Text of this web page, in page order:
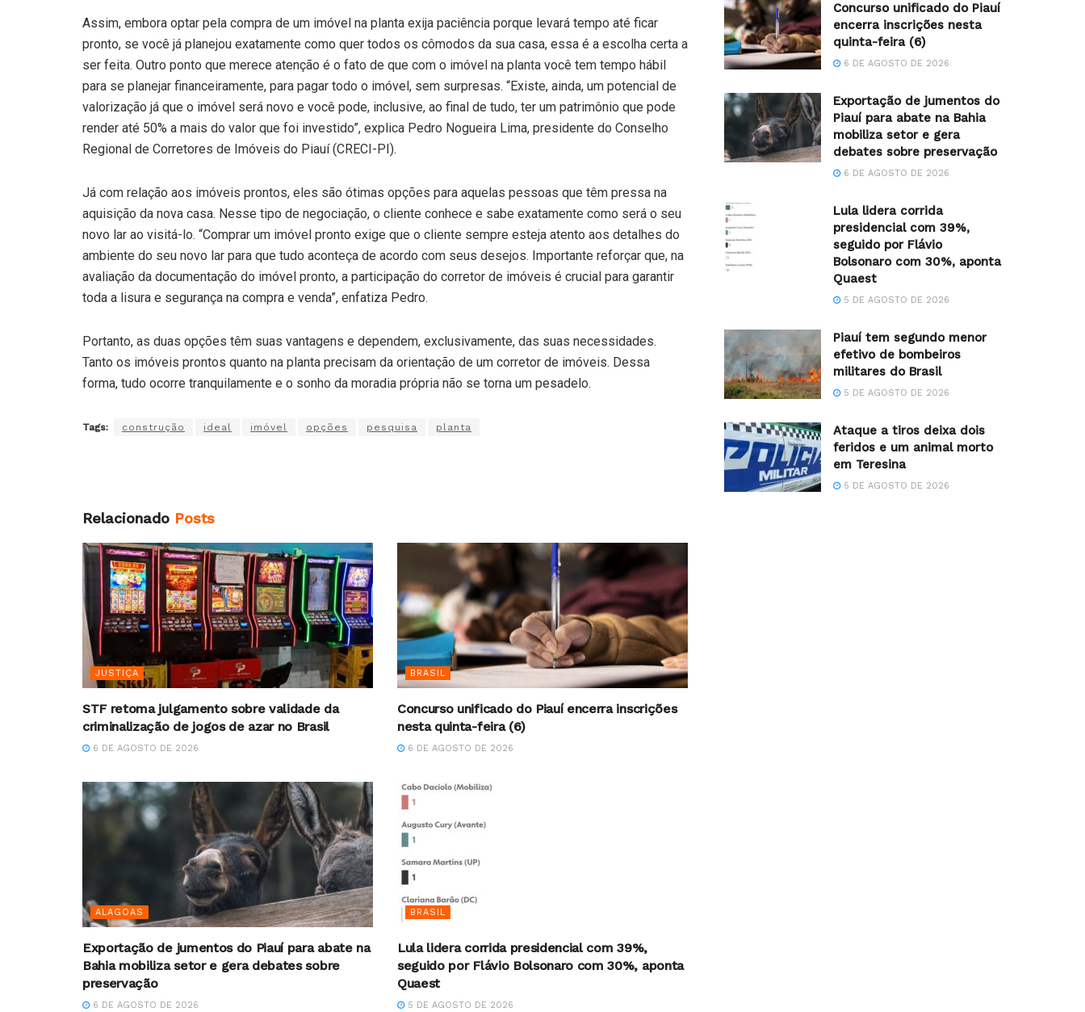
Assim, embora optar pela compra de um imóvel na planta exija paciência porque levará tempo até ficar
pronto, se você já planejou exatamente como quer todos os cômodos da sua casa, essa é a escolha certa a
ser feita. Outro ponto que merece atenção é o fato de que com o imóvel na planta você tem tempo hábil
para se planejar financeiramente, para pagar todo o imóvel, sem surpresas. “Existe, ainda, um potencial de
valorização já que o imóvel será novo e você pode, inclusive, ao final de tudo, ter um patrimônio que pode
render até 50% a mais do valor que foi investido”, explica Pedro Nogueira Lima, presidente do Conselho
Regional de Corretores de Imóveis do Piauí (CRECI-PI).
Já com relação aos imóveis prontos, eles são ótimas opções para aquelas pessoas que têm pressa na
aquisição da nova casa. Nesse tipo de negociação, o cliente conhece e sabe exatamente como será o seu
novo lar ao visitá-lo. “Comprar um imóvel pronto exige que o cliente sempre esteja atento aos detalhes do
ambiente do seu novo lar para que tudo aconteça de acordo com seus desejos. Importante reforçar que, na
avaliação da documentação do imóvel pronto, a participação do corretor de imóveis é crucial para garantir
toda a lisura e segurança na compra e venda”, enfatiza Pedro.
Portanto, as duas opções têm suas vantagens e dependem, exclusivamente, das suas necessidades.
Tanto os imóveis prontos quanto na planta precisam da orientação de um corretor de imóveis. Dessa
forma, tudo ocorre tranquilamente e o sonho da moradia própria não se torna um pesadelo.
Tags: construção ideal imóvel opções pesquisa planta
Relacionado Posts
JUSTIÇA
STF retoma julgamento sobre validade da
criminalização de jogos de azar no Brasil
6 DE AGOSTO DE 2026
BRASIL
Concurso unificado do Piauí encerra inscrições
nesta quinta-feira (6)
6 DE AGOSTO DE 2026
ALAGOAS
Exportação de jumentos do Piauí para abate na
Bahia mobiliza setor e gera debates sobre
preservação
6 DE AGOSTO DE 2026
BRASIL
Lula lidera corrida presidencial com 39%,
seguido por Flávio Bolsonaro com 30%, aponta
Quaest
5 DE AGOSTO DE 2026
Concurso unificado do Piauí
encerra inscrições nesta
quinta-feira (6)
6 DE AGOSTO DE 2026
Exportação de jumentos do
Piauí para abate na Bahia
mobiliza setor e gera
debates sobre preservação
6 DE AGOSTO DE 2026
Lula lidera corrida
presidencial com 39%,
seguido por Flávio
Bolsonaro com 30%, aponta
Quaest
5 DE AGOSTO DE 2026
Piauí tem segundo menor
efetivo de bombeiros
militares do Brasil
5 DE AGOSTO DE 2026
Ataque a tiros deixa dois
feridos e um animal morto
em Teresina
5 DE AGOSTO DE 2026